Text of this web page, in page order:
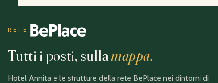
RETE
Tutti i posti, sullamappa.
Hotel Annita e le strutture della rete BePlace nei dintorni di